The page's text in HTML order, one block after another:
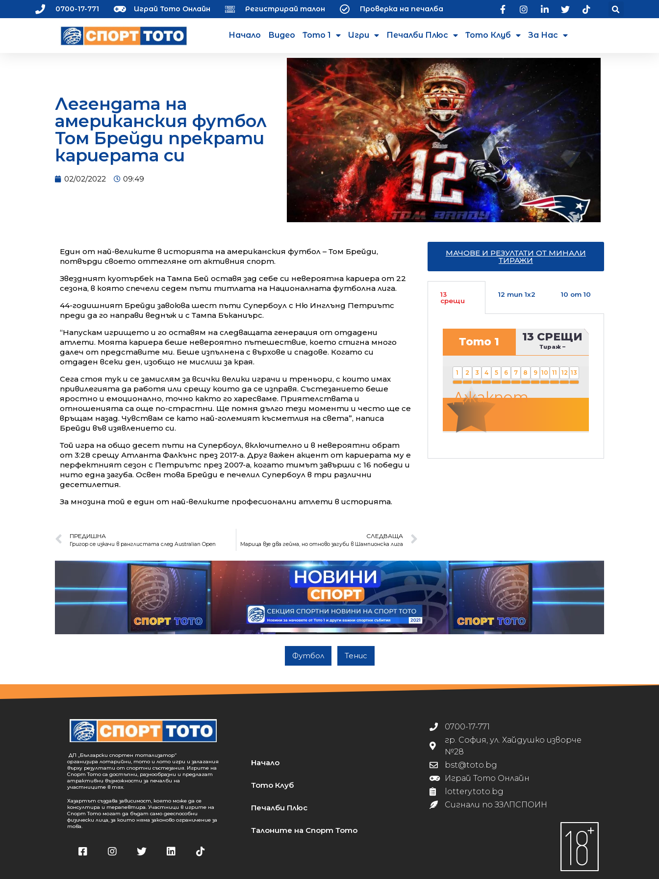
0700-17-771 Играй Тото Онлайн Регистрирай талон Проверка на печалба
Начало Видео Тото 1 Игри Печалби Плюс Тото Клуб За Нас
Легендата на
американския футбол
Том Брейди прекрати
кариерата си
02/02/2022 09:49
Един от най-великите в историята на американския футбол – Том Брейди,
потвърди своето оттегляне от активния спорт.
Звездният куотърбек на Тампа Бей оставя зад себе си невероятна кариера от 22
сезона, в която спечели седем пъти титлата на Националната футболна лига.
44-годишният Брейди завоюва шест пъти Супербоул с Ню Инглънд Петриътс
преди да го направи веднъж и с Тампа Бъканиърс.
“Напускам игрището и го оставям на следващата генерация от отдадени
атлети. Моята кариера беше невероятно пътешествие, което стигна много
далеч от представите ми. Беше изпълнена с върхове и спадове. Когато си
отдаден всеки ден, изобщо не мислиш за края.
Сега стоя тук и се замислям за всички велики играчи и треньори, с които имах
привилегията да работя или срещу които да се изправя. Състезанието беше
яростно и емоционално, точно както го харесваме. Приятелствата и
отношенията са още по-страстни. Ще помня дълго тези моменти и често ще се
връщам назад. Чувствам се като най-големият късметлия на света”, написа
Брейди във изявлението си.
Той игра на общо десет пъти на Супербоул, включително и в невероятни обрат
от 3:28 срещу Атланта Фалкънс през 2017-а. Друг важен акцент от кариерата му е
перфектният сезон с Петриътс през 2007-а, когато тимът завърши с 16 победи и
нито една загуба. Освен това Брейди е печелил Супербоул в три различни
десетилетия.
За мнозина той е един от най-великите професионални атлети в историята.
ПРЕДИШНА
Григор се изкачи в ранглистата след Australian Open
СЛЕДВАЩА
Марица взе два гейма, но отново загуби в Шампионска лига
МАЧОВЕ И РЕЗУЛТАТИ ОТ МИНАЛИ
ТИРАЖИ
13
срещи
12 тип 1х2 10 от 10
Тото 1 13 СРЕЩИ
Тираж –
1 2 3 4 5 6 7 8 9 10 11 12 13
Джакпот
Футбол Тенис
ДП „Български спортен тотализатор“
организира лотарийни, тото и лото игри и залагания
върху резултати от спортни състезания. Игрите на
Спорт Тото са достъпни, разнообразни и предлагат
атрактивни възможности за печалби на
участниците в тях.
Хазартът създава зависимост, която може да се
консултира и терапевтира. Участници в игрите на
Спорт Тото могат да бъдат само дееспособни
физически лица, за които няма законово ограничение за
това.
Начало
Тото Клуб
Печалби Плюс
Талоните на Спорт Тото
0700-17-771
гр. София, ул. Хайдушко изворче
№28
bst@toto.bg
Играй Тото Онлайн
lottery.toto.bg
Сигнали по ЗЗЛПСПОИН